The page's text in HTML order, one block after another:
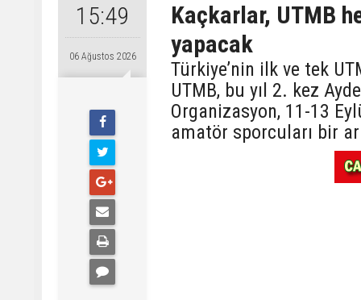
15:49
06 Ağustos 2026
Kaçkarlar, UTMB
yapacak
Türkiye’nin ilk ve tek
UTMB, bu yıl 2. kez
Organizasyon, 11-13
amatör sporcuları bir